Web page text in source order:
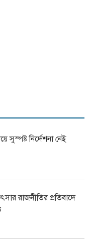
সুস্পষ্ট নির্দেশনা নেই
রাজনীতির প্রতিবাদে